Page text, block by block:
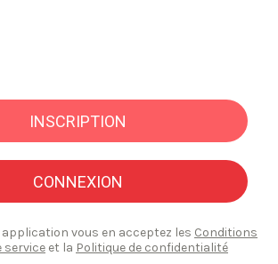
INSCRIPTION
CONNEXION
vous en acceptez les Conditions
service et la Politique de confidentialité